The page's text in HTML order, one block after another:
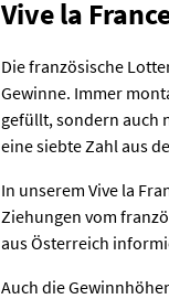
Vive la
Die französische
Gewinne. Immer
gefüllt, sondern auch
eine siebte Zahl aus
In unserem Vive la
Ziehungen vom
aus Österreich
Auch die